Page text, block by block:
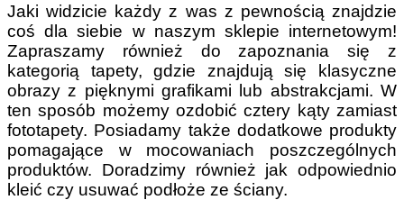
Jaki widzicie każdy z was z pewnością znajdzie
coś dla siebie w naszym sklepie internetowym!
Zapraszamy również do zapoznania się z
kategorią tapety,gdzie znajdują się klasyczne
obrazy z pięknymi grafikami lub abstrakcjami. W
ten sposób możemy ozdobić cztery kąty zamiast
fototapety. Posiadamy także dodatkowe produkty
pomagające w mocowaniach poszczególnych
produktów. Doradzimy również jak odpowiednio
kleić czy usuwać podłoże ze ściany.